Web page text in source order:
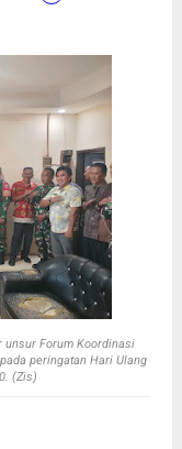
unsur Forum Koordinasi
peringatan Hari Ulang
(Zis)